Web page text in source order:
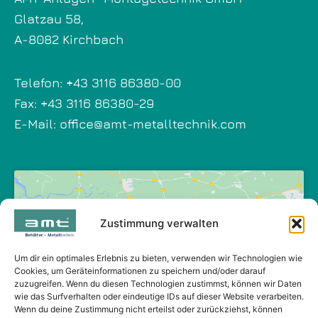
Zustimmung verwalten
Um dir ein optimales Erlebnis zu bieten, verwenden wir Technologien wie
Cookies, um Geräteinformationen zu speichern und/oder darauf
zuzugreifen. Wenn du diesen Technologien zustimmst, können wir Daten
wie das Surfverhalten oder eindeutige IDs auf dieser Website verarbeiten.
Wenn du deine Zustimmung nicht erteilst oder zurückziehst, können
Glatzau 58,
A-8082 Kirchbach
Telefon: +43 3116 86380-00
Fax: +43 3116 86380-29
E-Mail: office@amt-metalltechnik.com
maps zu aktivieren
Cookie-Richtlinie
Ich stimme zu